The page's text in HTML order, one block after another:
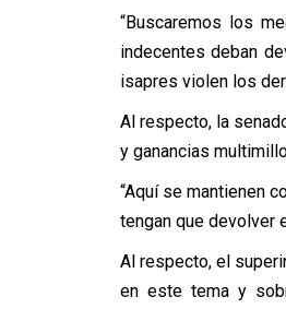
“Buscaremos los
indecentes deban
isapres violen los
Al respecto, la
y ganancias
“Aquí se mantienen
tengan que devolver
Al respecto, el
en este tema y